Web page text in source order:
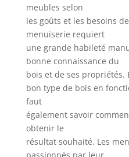
meubles selon
les goûts et les besoins
menuiserie requiert
une grande habileté
bonne connaissance du
bois et de ses propriétés.
bon type de bois en
faut
également savoir
obtenir le
résultat souhaité. Les